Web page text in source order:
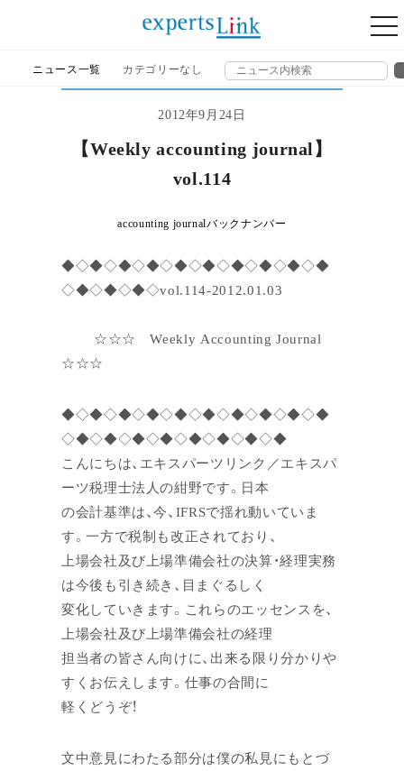
ニュース一覧 カテゴリーなし
2012年9月24日
【Weekly accounting journal】
vol.114
accounting journalバックナンバー
◆◇◆◇◆◇◆◇◆◇◆◇◆◇◆◇◆◇◆
◇◆◇◆◇◆◇vol.114-2012.01.03
☆☆☆ Weekly Accounting Journal
☆☆☆
◆◇◆◇◆◇◆◇◆◇◆◇◆◇◆◇◆◇◆
◇◆◇◆◇◆◇◆◇◆◇◆◇◆◇◆
こんにちは、エキスパーツリンク／エキスパ
ーツ税理士法人の紺野です。日本
の会計基準は、今、IFRSで揺れ動いていま
す。一方で税制も改正されており、
上場会社及び上場準備会社の決算・経理実務
は今後も引き続き、目まぐるしく
変化していきます。これらのエッセンスを、
上場会社及び上場準備会社の経理
担当者の皆さん向けに、出来る限り分かりや
すくお伝えします。仕事の合間に
軽くどうぞ！
文中意見にわたる部分は僕の私見にもとづ